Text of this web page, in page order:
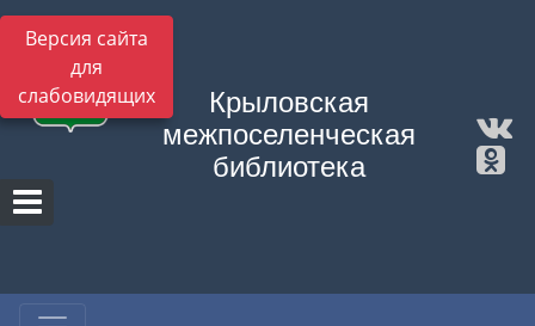
Версия сайта
для
слабовидящих
Крыловская
межпоселенческая
библиотека